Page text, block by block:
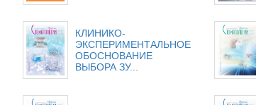
КЛИНИКО-
ЭКСПЕРИМЕНТАЛЬНОЕ
ОБОСНОВАНИЕ
ВЫБОРА ЗУ...